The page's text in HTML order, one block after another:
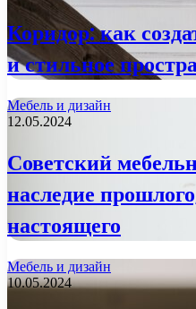
Коридор: как
и стильное
Мебель и дизайн
12.05.2024
Советский
наследие
настоящего
Мебель и дизайн
10.05.2024